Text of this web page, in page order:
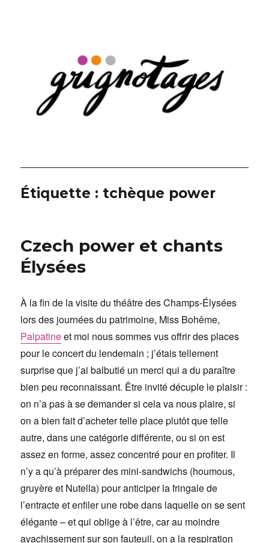
Étiquette : tchèque power
Czech power et chants
Élysées
À la fin de la visite du théâtre des Champs-Élysées
lors des journées du patrimoine, Miss Bohême,
Palpatineet moi nous sommes vus offrir des places
pour le concert du lendemain ; j’étais tellement
surprise que j’ai balbutié un merci qui a du paraître
bien peu reconnaissant. Être invité décuple le plaisir :
on n’a pas à se demander si cela va nous plaire, si
on a bien fait d’acheter telle place plutôt que telle
autre, dans une catégorie différente, ou si on est
assez en forme, assez concentré pour en profiter. Il
n’y a qu’à préparer des mini-sandwichs (houmous,
gruyère et Nutella) pour anticiper la fringale de
l’entracte et enfiler une robe dans laquelle on se sent
élégante – et qui oblige à l’être, car au moindre
avachissement sur son fauteuil, on a la respiration